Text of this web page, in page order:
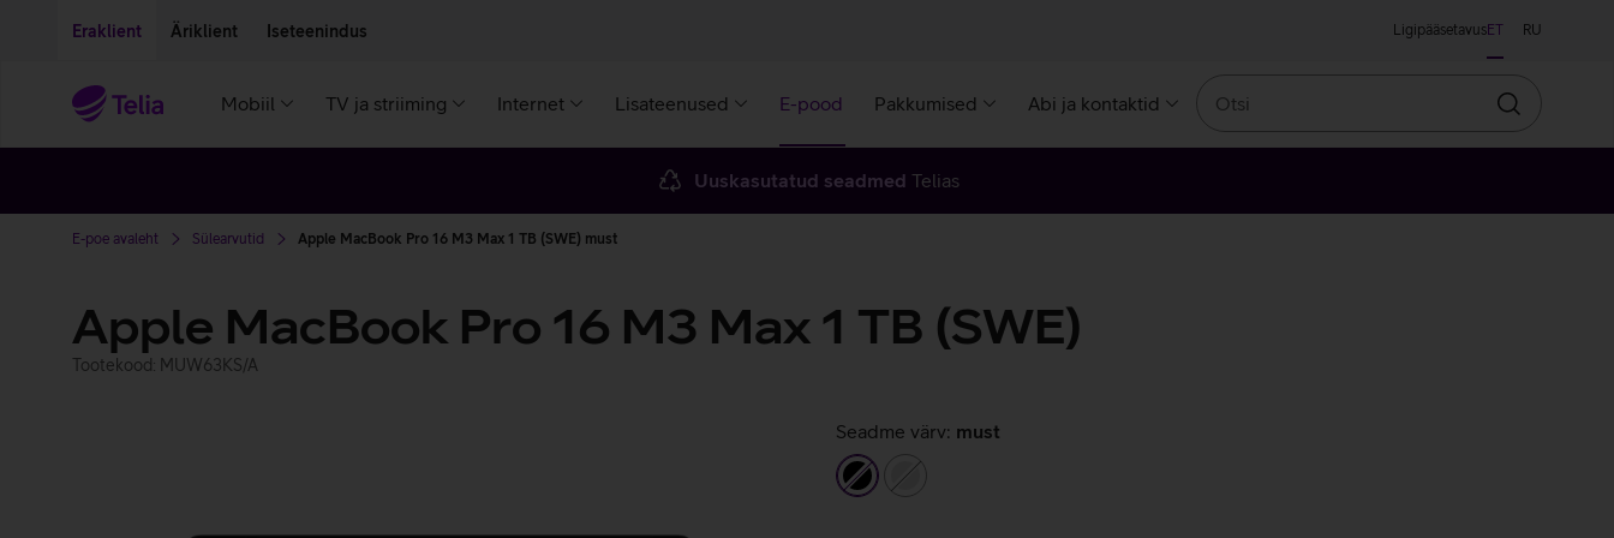
Eraklient Äriklient Iseteenindus LigipääsetavusET RU
Mobiil TV ja striiming Internet Lisateenused E-pood Pakkumised Abi ja kontaktid
Otsin
Uuskasutatud seadmed Telias
E-poe avaleht Sülearvutid Apple MacBook Pro 16 M3 Max 1 TB (SWE) must
Apple MacBook Pro 16 M3 Max 1 TB (SWE)
Tootekood: MUW63KS/A
Seadme värv: must
must
hõbedane